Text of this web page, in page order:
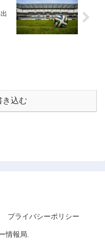
き込む
プライバシーポリシー
情報局.